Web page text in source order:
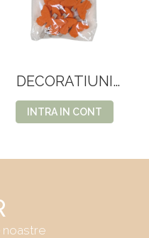
DECORATIUNI
LEMN 13--13
INTRA IN CONT
noastre